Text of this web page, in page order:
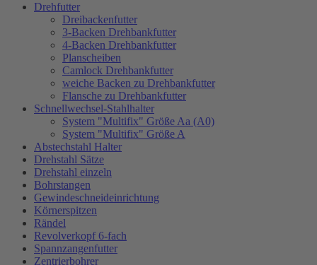
Drehfutter
Dreibackenfutter
3-Backen Drehbankfutter
4-Backen Drehbankfutter
Planscheiben
Camlock Drehbankfutter
weiche Backen zu Drehbankfutter
Flansche zu Drehbankfutter
Schnellwechsel-Stahlhalter
System "Multifix" Größe Aa (A0)
System "Multifix" Größe A
Abstechstahl Halter
Drehstahl Sätze
Drehstahl einzeln
Bohrstangen
Gewindeschneideinrichtung
Körnerspitzen
Rändel
Revolverkopf 6-fach
Spannzangenfutter
Zentrierbohrer